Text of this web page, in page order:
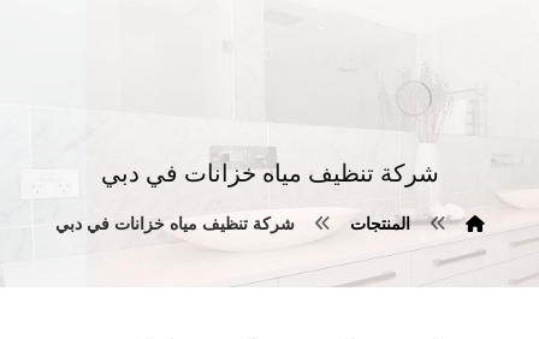
شركة تنظيف مياه خزانات في دبي
المنتجات شركة تنظيف مياه خزانات في دبي